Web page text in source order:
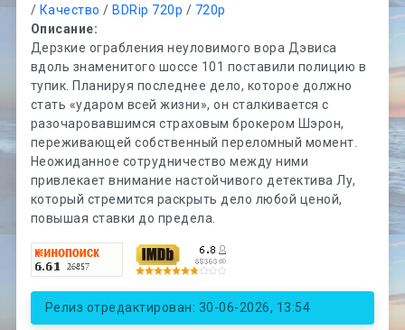
/ Качество / BDRip 720p / 720p
Описание:
Дерзкие ограбления неуловимого вора Дэвиса
вдоль знаменитого шоссе 101 поставили полицию в
тупик. Планируя последнее дело, которое должно
стать «ударом всей жизни», он сталкивается с
разочаровавшимся страховым брокером Шэрон,
переживающей собственный переломный момент.
Неожиданное сотрудничество между ними
привлекает внимание настойчивого детектива Лу,
который стремится раскрыть дело любой ценой,
повышая ставки до предела.
Релиз отредактирован: 30-06-2026, 13:54